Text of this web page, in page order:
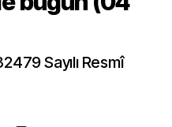
Sayılı Resmî